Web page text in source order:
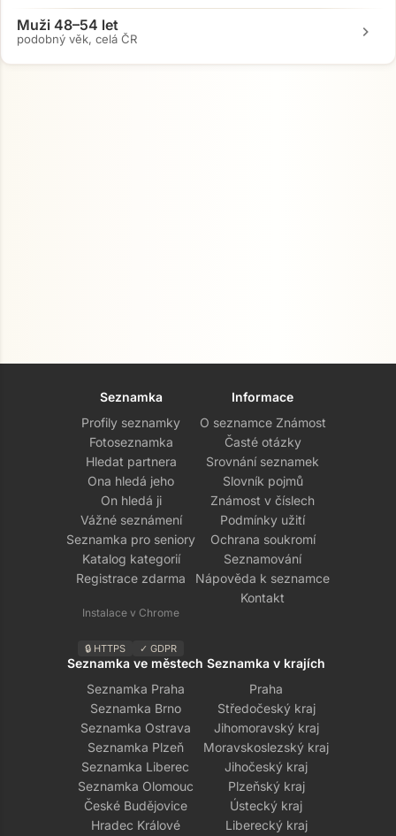
Muži 48–54 let
podobný věk, celá ČR chevron_right
Seznamka
Profily seznamky
Fotoseznamka
Hledat partnera
Ona hledá jeho
On hledá ji
Vážné seznámení
Seznamka pro seniory
Katalog kategorií
Registrace zdarma
Instalace v Chrome
🔒 HTTPS ✓ GDPR
Informace
O seznamce Známost
Časté otázky
Srovnání seznamek
Slovník pojmů
Známost v číslech
Podmínky užití
Ochrana soukromí
Seznamování
Nápověda k seznamce
Kontakt
Seznamka ve městech
Seznamka Praha
Seznamka Brno
Seznamka Ostrava
Seznamka Plzeň
Seznamka Liberec
Seznamka Olomouc
České Budějovice
Hradec Králové
Seznamka v krajích
Praha
Středočeský kraj
Jihomoravský kraj
Moravskoslezský kraj
Jihočeský kraj
Plzeňský kraj
Ústecký kraj
Liberecký kraj